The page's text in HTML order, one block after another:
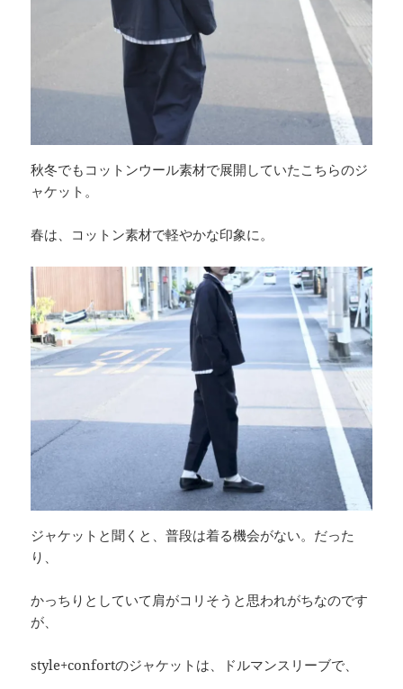
秋冬でもコットンウール素材で展開していたこちらのジ
ャケット。
春は、コットン素材で軽やかな印象に。
ジャケットと聞くと、普段は着る機会がない。だった
り、
かっちりとしていて肩がコリそうと思われがちなのです
が、
style+confortのジャケットは、ドルマンスリーブで、